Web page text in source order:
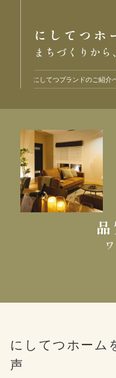
にしてつホ
まちづくりから
にしてつホーム
声